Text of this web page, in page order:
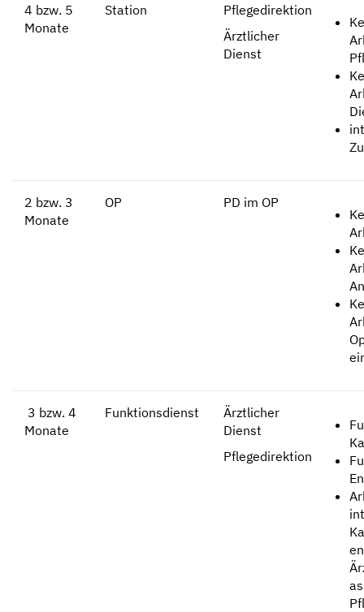
4 bzw. 5
Monate
Station
Pflegedirektion
Ärztlicher
Dienst
2 bzw. 3
Monate
OP PD im OP
3 bzw. 4
Monate
Funktionsdienst
Ärztlicher
Dienst
Pflegedirektion